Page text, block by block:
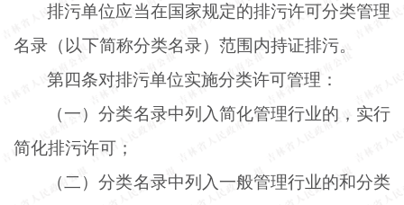
排污单位应当在国家规定的排污许可分类管理
名录（以下简称分类名录）范围内持证排污。
第四条对排污单位实施分类许可管理：
（一）分类名录中列入简化管理行业的，实行
简化排污许可；
（二）分类名录中列入一般管理行业的和分类